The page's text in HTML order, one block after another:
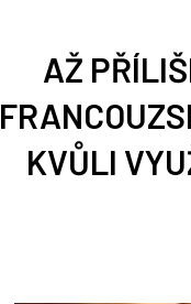
AŽ
KVŮLI